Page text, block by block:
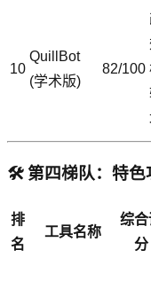
10
QuillBot
(学术版)
82/100
🛠️ 第四梯队：特
排
名
工具名称
综合
分